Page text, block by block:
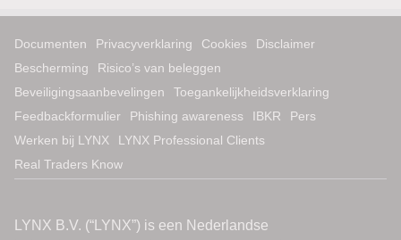
Documenten Privacyverklaring Cookies
Disclaimer
Bescherming
Risico’s van beleggen
Beveiligingsaanbevelingen
Toegankelijkheidsverklaring
Feedbackformulier
Phishing awareness IBKR
Pers
Werken bij LYNX
LYNX Professional Clients
Real Traders Know